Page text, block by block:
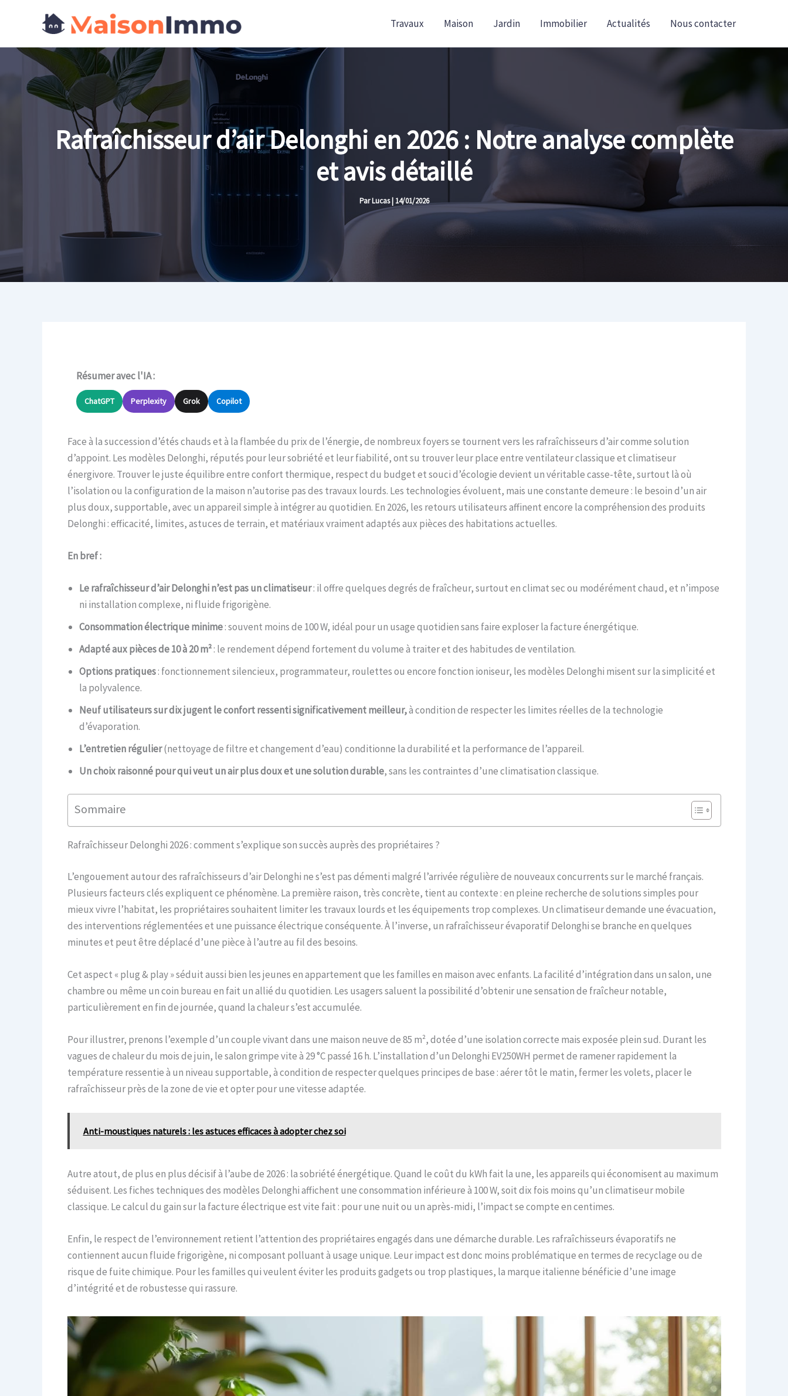
Travaux Maison Jardin Immobilier Actualités Nous contacter
Rafraîchisseur d’air Delonghi en 2026 : Notre analyse complète
et avis détaillé
ParLucas| 14/01/2026
Résumer avec l'IA :
ChatGPT Perplexity Grok Copilot
Face à la succession d’étés chauds et à la flambée du prix de l’énergie, de nombreux foyers se tournent vers les rafraîchisseurs d’air comme solution
d’appoint. Les modèles Delonghi, réputés pour leur sobriété et leur fiabilité, ont su trouver leur place entre ventilateur classique et climatiseur
énergivore. Trouver le juste équilibre entre confort thermique, respect du budget et souci d’écologie devient un véritable casse-tête, surtout là où
l’isolation ou la configuration de la maison n’autorise pas des travaux lourds. Les technologies évoluent, mais une constante demeure : le besoin d’un air
plus doux, supportable, avec un appareil simple à intégrer au quotidien. En 2026, les retours utilisateurs affinent encore la compréhension des produits
Delonghi : efficacité, limites, astuces de terrain, et matériaux vraiment adaptés aux pièces des habitations actuelles.
En bref :
Le rafraîchisseur d’air Delonghi n’est pas un climatiseur: il offre quelques degrés de fraîcheur, surtout en climat sec ou modérément chaud, et n’impose
ni installation complexe, ni fluide frigorigène.
Consommation électrique minime: souvent moins de 100 W, idéal pour un usage quotidien sans faire exploser la facture énergétique.
Adapté aux pièces de 10 à 20 m²: le rendement dépend fortement du volume à traiter et des habitudes de ventilation.
Options pratiques: fonctionnement silencieux, programmateur, roulettes ou encore fonction ioniseur, les modèles Delonghi misent sur la simplicité et
la polyvalence.
Neuf utilisateurs sur dix jugent le confort ressenti significativement meilleur,à condition de respecter les limites réelles de la technologie
d’évaporation.
L’entretien régulier(nettoyage de filtre et changement d’eau) conditionne la durabilité et la performance de l’appareil.
Un choix raisonné pour qui veut un air plus doux et une solution durable, sans les contraintes d’une climatisation classique.
Sommaire
Rafraîchisseur Delonghi 2026 : comment s’explique son succès auprès des propriétaires ?
L’engouement autour des rafraîchisseurs d’air Delonghi ne s’est pas démenti malgré l’arrivée régulière de nouveaux concurrents sur le marché français.
Plusieurs facteurs clés expliquent ce phénomène. La première raison, très concrète, tient au contexte : en pleine recherche de solutions simples pour
mieux vivre l’habitat, les propriétaires souhaitent limiter les travaux lourds et les équipements trop complexes. Un climatiseur demande une évacuation,
des interventions réglementées et une puissance électrique conséquente. À l’inverse, un rafraîchisseur évaporatif Delonghi se branche en quelques
minutes et peut être déplacé d’une pièce à l’autre au fil des besoins.
Cet aspect « plug & play » séduit aussi bien les jeunes en appartement que les familles en maison avec enfants. La facilité d’intégration dans un salon, une
chambre ou même un coin bureau en fait un allié du quotidien. Les usagers saluent la possibilité d’obtenir une sensation de fraîcheur notable,
particulièrement en fin de journée, quand la chaleur s’est accumulée.
Pour illustrer, prenons l’exemple d’un couple vivant dans une maison neuve de 85 m², dotée d’une isolation correcte mais exposée plein sud. Durant les
vagues de chaleur du mois de juin, le salon grimpe vite à 29 °C passé 16 h. L’installation d’un Delonghi EV250WH permet de ramener rapidement la
température ressentie à un niveau supportable, à condition de respecter quelques principes de base : aérer tôt le matin, fermer les volets, placer le
rafraîchisseur près de la zone de vie et opter pour une vitesse adaptée.
Anti-moustiques naturels : les astuces efficaces à adopter chez soi
Autre atout, de plus en plus décisif à l’aube de 2026 : la sobriété énergétique. Quand le coût du kWh fait la une, les appareils qui économisent au maximum
séduisent. Les fiches techniques des modèles Delonghi affichent une consommation inférieure à 100 W, soit dix fois moins qu’un climatiseur mobile
classique. Le calcul du gain sur la facture électrique est vite fait : pour une nuit ou un après-midi, l’impact se compte en centimes.
Enfin, le respect de l’environnement retient l’attention des propriétaires engagés dans une démarche durable. Les rafraîchisseurs évaporatifs ne
contiennent aucun fluide frigorigène, ni composant polluant à usage unique. Leur impact est donc moins problématique en termes de recyclage ou de
risque de fuite chimique. Pour les familles qui veulent éviter les produits gadgets ou trop plastiques, la marque italienne bénéficie d’une image
d’intégrité et de robustesse qui rassure.